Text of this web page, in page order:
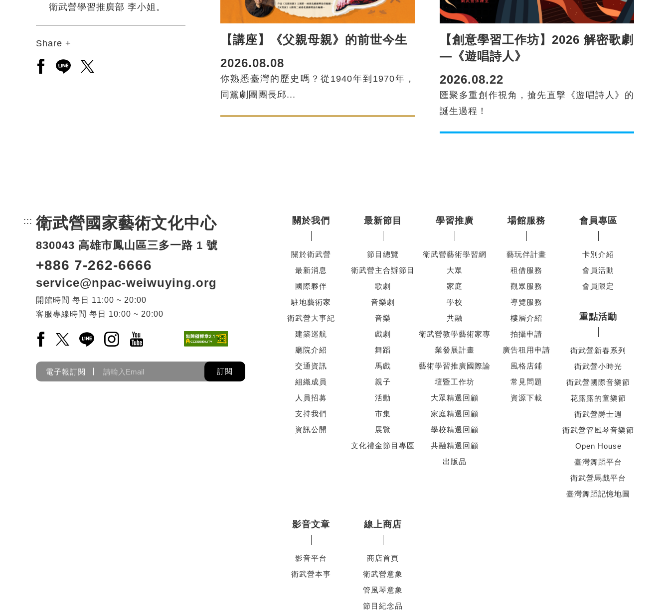
衛武營學習推廣部 李小姐。
Share +
另開新視窗分享至facebook
另開新視窗分享至line
另開新視窗分享至twitter
【講座】《父親母親》的前世今生
2026.08.08
你熟悉臺灣的歷史嗎？從1940年到1970年，
同黨劇團團長邱...
【創意學習工作坊】2026 解密歌劇
—《遊唱詩人》
2026.08.22
匯聚多重創作視角，搶先直擊《遊唱詩人》的
誕生過程！
::: 頁尾網站資訊。
衛武營國家藝術文化中心
830043 高雄市鳳山區三多一路 1 號
+886 7-262-6666
service@npac-weiwuying.org
開館時間 每日
11:00 ~ 20:00
客服專線時間 每日 10:00 ~ 20:00
Facebook(另開新視窗)
X(另開新視窗)
LINE(另開新視窗)
Instagram(另開新視窗)
YouTube(另開新視窗)
電子報訂閱 訂閱
關於我們
關於衛武營
最新消息
國際夥伴
駐地藝術家
衛武營大事紀
建築巡航
廳院介紹
交通資訊
組織成員
人員招募
支持我們
資訊公開
最新節目
節目總覽
衛武營主合辦節目
歌劇
音樂劇
音樂
戲劇
舞蹈
馬戲
親子
活動
市集
展覽
文化禮金節目專區
學習推廣
衛武營藝術學習網
大眾
家庭
學校
共融
衛武營教學藝術家專
業發展計畫
藝術學習推廣國際論
壇暨工作坊
大眾精選回顧
家庭精選回顧
學校精選回顧
共融精選回顧
出版品
場館服務
藝玩伴計畫
租借服務
觀眾服務
導覽服務
樓層介紹
拍攝申請
廣告租用申請
風格店鋪
常見問題
資源下載
會員專區
卡別介紹
會員活動
會員限定
重點活動
衛武營新春系列
衛武營小時光
衛武營國際音樂節
花露露的童樂節
衛武營爵士週
衛武營管風琴音樂節
Open House
臺灣舞蹈平台
衛武營馬戲平台
臺灣舞蹈記憶地圖
影音文章
影音平台
衛武營本事
線上商店
商店首頁
衛武營意象
管風琴意象
節目紀念品